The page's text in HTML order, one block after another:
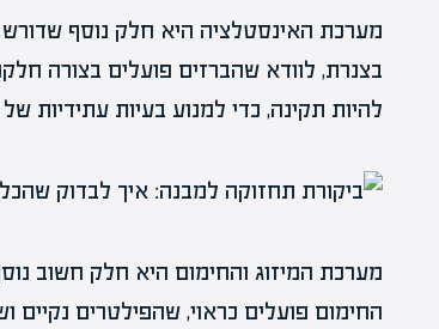
מערכת האינסטלציה היא חלק נוסף
בצנרת, לוודא שהברזים פועלים בצורה
להיות תקינה, כדי למנוע בעיות עתידיות
מערכת המיזוג והחימום היא חלק חשוב
החימום פועלים כראוי, שהפילטרים נקיים